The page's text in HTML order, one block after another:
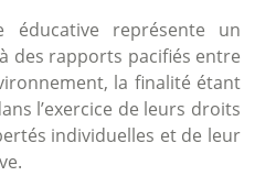
éducative représente un
des rapports pacifiés entre
la finalité étant
l’exercice de leurs droits
individuelles et de leur